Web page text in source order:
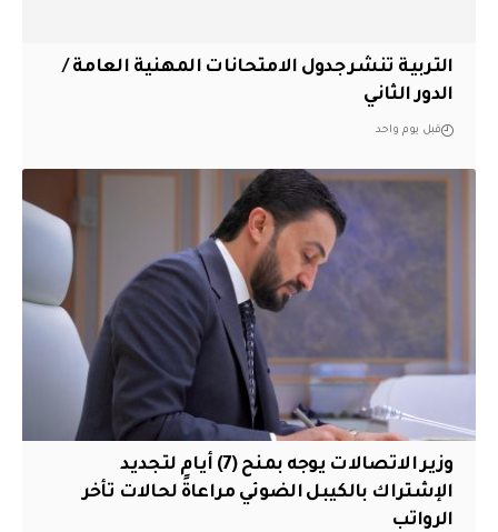
التربية تنشر جدول الامتحانات المهنية العامة /
الدور الثاني
قبل يوم واحد
وزير الاتصالات يوجه بمنح (7) أيام لتجديد
الإشتراك بالكيبل الضوئي مراعاةً لحالات تأخر
الرواتب